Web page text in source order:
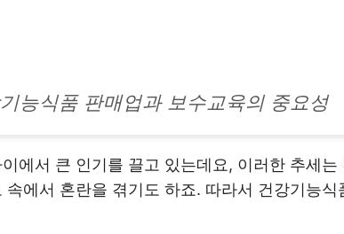
능식품 판매업과 보수교육의 중요성
에서 큰 인기를 끌고 있는데요, 이러한 추세
에서 혼란을 겪기도 하죠. 따라서 건강기능